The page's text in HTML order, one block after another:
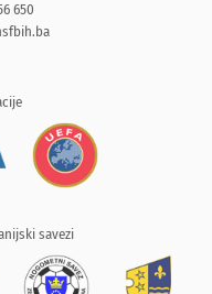
650
savezi